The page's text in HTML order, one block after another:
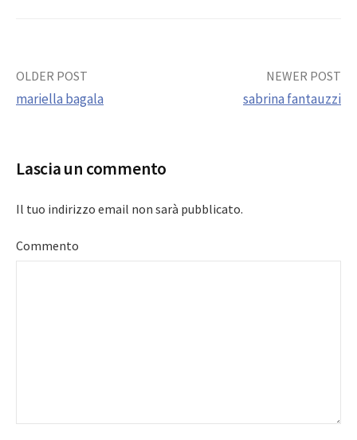
Post
OLDER POST
mariella bagala
NEWER POST
sabrina fantauzzi
Lascia un commento
Il tuo indirizzo email non sarà pubblicato.
Commento